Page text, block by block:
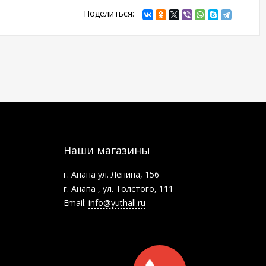
Поделиться:
Наши магазины
г. Анапа ул. Ленина, 156
г. Анапа , ул. Толстого, 111
Email: info@yuthall.ru